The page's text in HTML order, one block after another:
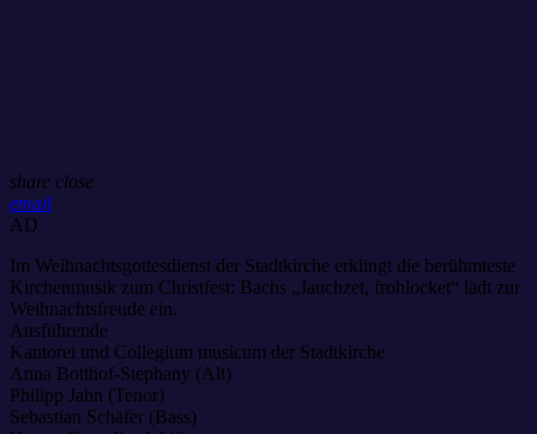
share close
email
AD
Im Weihnachtsgottesdienst der Stadtkirche erklingt die berühmteste
Kirchenmusik zum Christfest: Bachs „Jauchzet, frohlocket“ lädt zur
Weihnachtsfreude ein.
Ausführende
Kantorei und Collegium musicum der Stadtkirche
Anna Botthof-Stephany (Alt)
Philipp Jahn (Tenor)
Sebastian Schäfer (Bass)